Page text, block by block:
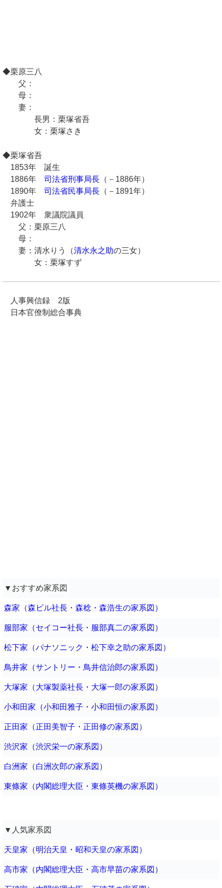
◆栗原三八
父：
母：
妻：
長男：栗塚省吾
女：栗塚さき
◆栗塚省吾
1853年 誕生
1886年 司法省刑事局長（－1886年）
1890年 司法省民事局長（－1891年）
弁護士
1902年 衆議院議員
父：栗原三八
母：
妻：清水りう（清水永之助の三女）
女：栗塚すず
人事興信録 2版
日本官僚制総合事典
▼おすすめ家系図
森家（森ビル社長・森稔・森浩生の家系図）
服部家（セイコー社長・服部真二の家系図）
松下家（パナソニック・松下幸之助の家系図）
鳥井家（サントリー・鳥井信治郎の家系図）
大塚家（大塚製薬社長・大塚一郎の家系図）
小和田家（小和田雅子・小和田恒の家系図）
正田家（正田美智子・正田修の家系図）
渋沢家（渋沢栄一の家系図）
白洲家（白洲次郎の家系図）
東條家（内閣総理大臣・東條英機の家系図）
▼人気家系図
天皇家（明治天皇・昭和天皇の家系図）
高市家（内閣総理大臣・高市早苗の家系図）